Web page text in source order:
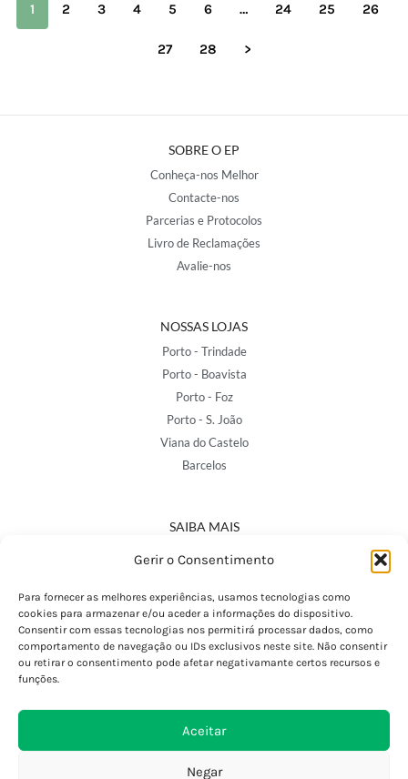
Gerir o Consentimento
Para fornecer as melhores experiências, usamos tecnologias como
cookies para armazenar e/ou aceder a informações do dispositivo.
Consentir com essas tecnologias nos permitirá processar dados, como
comportamento de navegação ou IDs exclusivos neste site. Não consentir
ou retirar o consentimento pode afetar negativamante certos recursos e
funções.
Aceitar
Negar
1 2 3 4 5 6 … 24 25 26
27 28 >
SOBRE O EP
Conheça-nos Melhor
Contacte-nos
Parcerias e Protocolos
Livro de Reclamações
Avalie-nos
NOSSAS LOJAS
Porto - Trindade
Porto - Boavista
Porto - Foz
Porto - S. João
Viana do Castelo
Barcelos
SAIBA MAIS
Política de Privacidade
Termos e Condições
Perguntas Frequentes
Custos de Envio
Encomendas Internacionais
Devoluções e Trocas